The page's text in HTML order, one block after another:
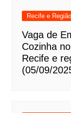
Recife e
Vaga de
Cozinha
Recife e
(05/09/